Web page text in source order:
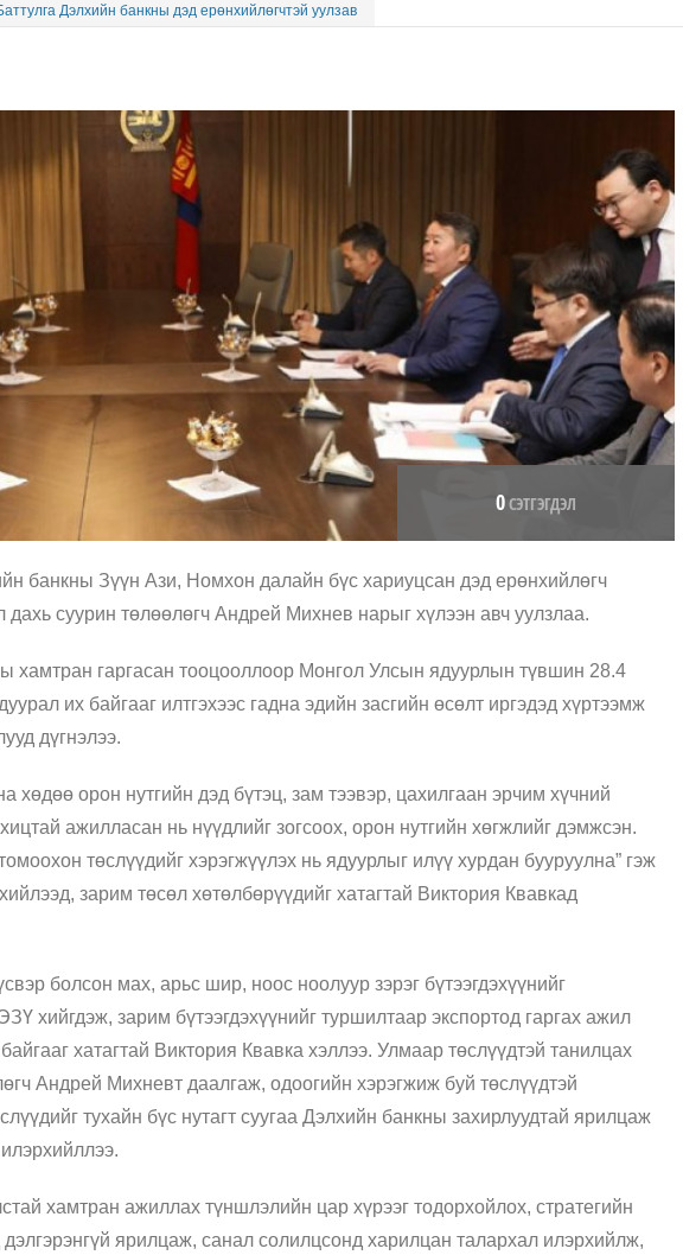
Дэлхийн банкны дэд ерөнхийлөгчтэй уулзав
0СЭТГЭГДЭЛ
банкны Зүүн Ази, Номхон далайн бүс хариуцсан дэд ерөнхийлөгч
суурин төлөөлөгч Андрей Михнев нарыг хүлээн авч уулзлаа.
хамтран гаргасан тооцооллоор Монгол Улсын ядуурлын түвшин 28.4
их байгааг илтгэхээс гадна эдийн засгийн өсөлт иргэдэд хүртээмж
дүгнэлээ.
хөдөө орон нутгийн дэд бүтэц, зам тээвэр, цахилгаан эрчим хүчний
ажилласан нь нүүдлийг зогсоох, орон нутгийн хөгжлийг дэмжсэн.
төслүүдийг хэрэгжүүлэх нь ядуурлыг илүү хурдан бууруулна” гэж
зарим төсөл хөтөлбөрүүдийг хатагтай Виктория Квавкад
болсон мах, арьс шир, ноос ноолуур зэрэг бүтээгдэхүүнийг
хийгдэж, зарим бүтээгдэхүүнийг туршилтаар экспортод гаргах ажил
хатагтай Виктория Квавка хэллээ. Улмаар төслүүдтэй танилцах
Андрей Михневт даалгаж, одоогийн хэрэгжиж буй төслүүдтэй
тухайн бүс нутагт суугаа Дэлхийн банкны захирлуудтай ярилцаж
хамтран ажиллах түншлэлийн цар хүрээг тодорхойлох, стратегийн
ярилцаж, санал солилцсонд харилцан талархал илэрхийлж,